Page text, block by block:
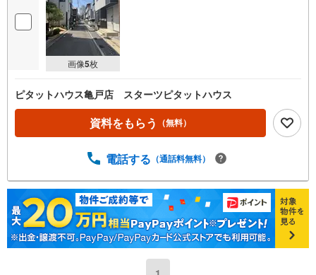
画像5枚
ピタットハウス亀戸店 スターツピタットハウス
資料をもらう （無料）
電話する （通話料無料）